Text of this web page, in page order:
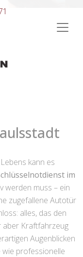
kann es
im
werden muss – ein
zugefallene Autotür
alles, das den
aber Kraftfahrzeug
Augenblicken
professionelle